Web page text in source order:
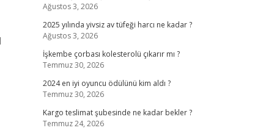
Ağustos 3, 2026
2025 yılında yivsiz av tüfeği harcı ne kadar ?
Ağustos 3, 2026
İşkembe çorbası kolesterolü çıkarır mı ?
Temmuz 30, 2026
2024 en iyi oyuncu ödülünü kim aldı ?
Temmuz 30, 2026
Kargo teslimat şubesinde ne kadar bekler ?
Temmuz 24, 2026